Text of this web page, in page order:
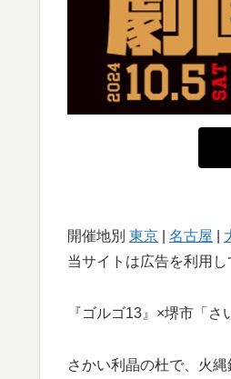
開催地別 東京 名古屋
当サイトは広告を利用し
『ゴルゴ13』×堺市「
さかい利晶の杜で、火